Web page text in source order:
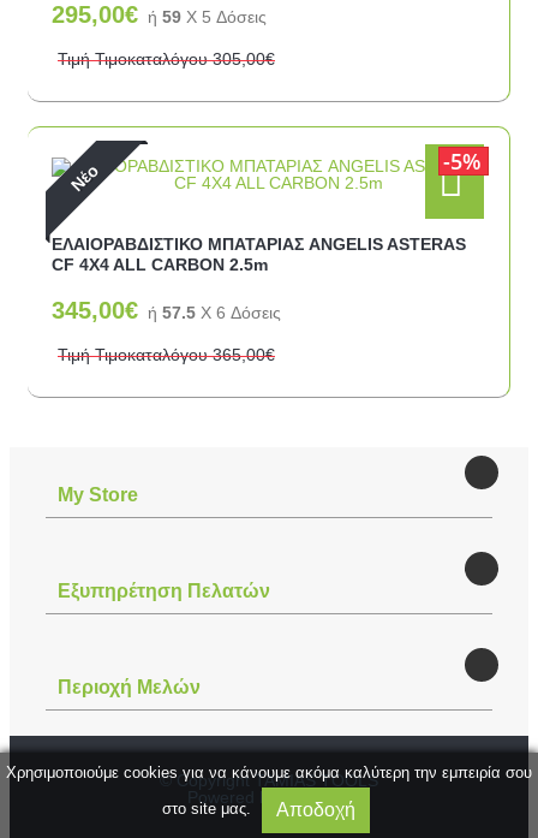
Χρησιμοποιούμε cookies για να κάνουμε ακόμα καλύτερη την εμπειρία σου
στο site μας. Αποδοχή
295,00€ ή 59 X 5 Δόσεις
Τιμή Τιμοκαταλόγου305,00€
Νέο 5%
ΕΛΑΙΟΡΑΒΔΙΣΤΙΚΟ ΜΠΑΤΑΡΙΑΣ ANGELIS ASTERAS
CF 4X4 ALL CARBON 2.5m
345,00€ ή 57.5 X 6 Δόσεις
Τιμή Τιμοκαταλόγου365,00€
Μy Store
Εξυπηρέτηση Πελατών
Περιοχή Mελών
© Copyright TAMIAS TOOLS
Powered by
Mytech...